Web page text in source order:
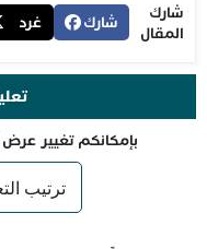
شارك
المقال
شارك غرد
بإمكانكم تغيير عرض